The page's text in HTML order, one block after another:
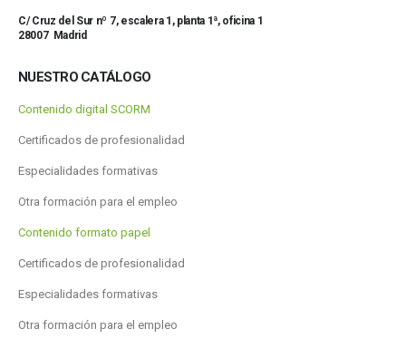
C/ Cruz del Sur nº 7, escalera 1, planta 1ª, oficina 1
28007 Madrid
NUESTRO CATÁLOGO
Contenido digital SCORM
Certificados de profesionalidad
Especialidades formativas
Otra formación para el empleo
Contenido formato papel
Certificados de profesionalidad
Especialidades formativas
Otra formación para el empleo